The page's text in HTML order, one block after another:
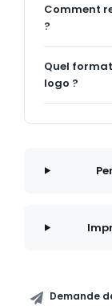
Comment
?
Quel
logo ?
Demande